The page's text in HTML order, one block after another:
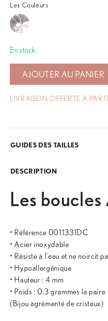
Les Couleurs
En stock
AJOUTER AU PANIER
LIVRAISON OFFERTE À
GUIDES DES TAILLES
DESCRIPTION
Les
• Référence 0011331DC
• Acier inoxydable
• Résiste à l'eau et ne noircit
• Hypoallergénique
• Hauteur : 4 mm
• Poids : 0.3 grammes la paire
(Bijou agrémenté de cristaux)